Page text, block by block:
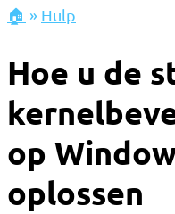
🏠 » Hulp
Hoe u de
op
oplossen